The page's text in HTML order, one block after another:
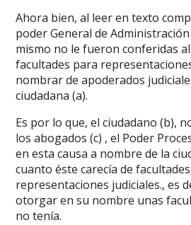
Ahora bien, al leer en texto
poder General de
mismo no le fueron conferidas
facultades para
nombrar de apoderados
ciudadana (a).
Es por lo que, el ciudadano (b),
los abogados (c) , el Poder
en esta causa a nombre de la
cuanto éste carecía de
representaciones judiciales., es
otorgar en su nombre unas
no tenía.